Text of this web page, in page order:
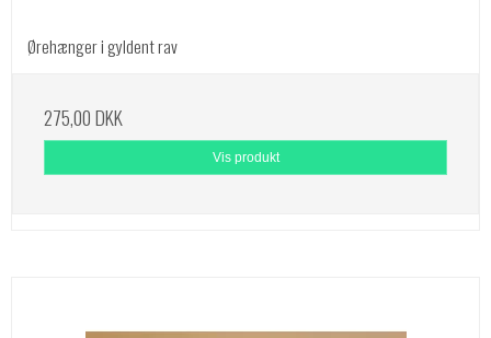
Ørehænger i gyldent rav
275,00 DKK
Vis produkt